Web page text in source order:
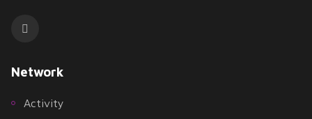
Network
Activity